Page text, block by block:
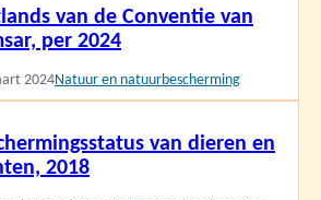
van de Conventie van
per 2024
2024Natuur en natuurbescherming
van dieren en
2018